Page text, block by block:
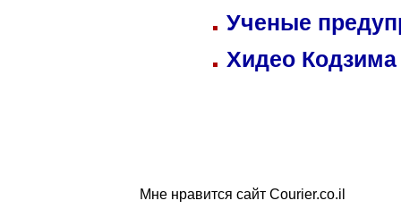
Ученые
Хидео
Мне нравится сайт Courier.co.il